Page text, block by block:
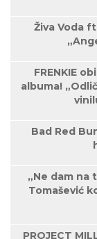
Živa Voda
FRENKIE
albuma!
Bad Red
„Ne dam na
Tomašević
PROJECT